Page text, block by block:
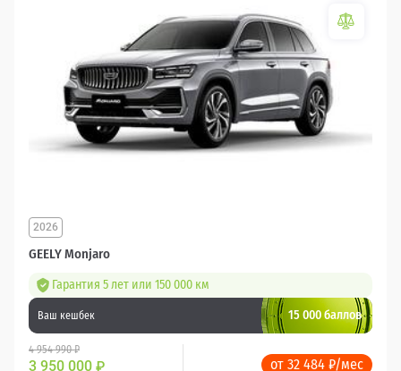
GEELY Monjaro
2026
Гарантия 5 лет или 150 000 км
Ваш кешбек 15 000 баллов
4 954 990 ₽
3 950 000 ₽ от 32 484 ₽/мес